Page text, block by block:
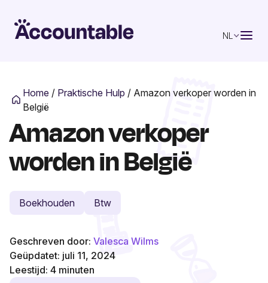
NL
Home / Praktische Hulp / Amazon verkoper worden in
België
Amazon verkoper
worden in België
Boekhouden Btw
Geschreven door: Valesca Wilms
Geüpdatet: juli 11, 2024
Leestijd: 4 minuten